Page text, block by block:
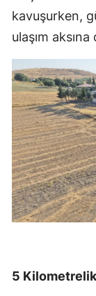
kavuşurken,
ulaşım
5